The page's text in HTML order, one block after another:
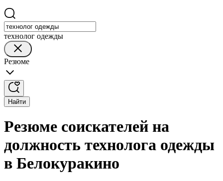
технолог одежды
Резюме
Найти
Резюме соискателей на
должность технолога одежды
в Белокуракино